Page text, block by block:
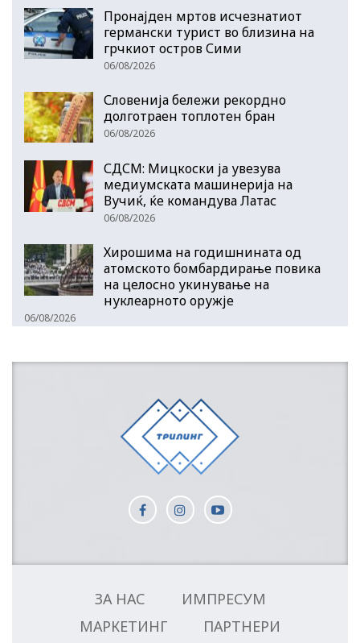
Пронајден мртов исчезнатиот
германски турист во близина на
грчкиот остров Сими
06/08/2026
Словенија бележи рекордно
долготраен топлотен бран
06/08/2026
СДСМ: Мицкоски ја увезува
медиумската машинерија на
Вучиќ, ќе командува Латас
06/08/2026
Хирошима на годишнината од
атомското бомбардирање повика
на целосно укинување на
нуклеарното оружје
06/08/2026
ЗА НАС
ИМПРЕСУМ
МАРКЕТИНГ
ПАРТНЕРИ